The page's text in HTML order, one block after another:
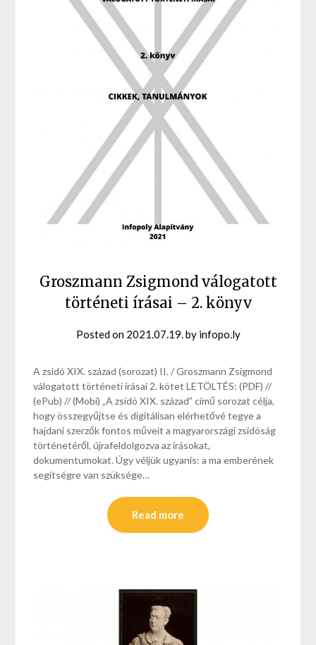
Groszmann Zsigmond válogatott
történeti írásai – 2. könyv
Posted on 2021.07.19.by infopo.ly
A zsidó XIX. század (sorozat) II. / Groszmann Zsigmond
válogatott történeti írásai 2. kötet LETÖLTÉS: (PDF) //
(ePub) // (Mobi) „A zsidó XIX. század” című sorozat célja,
hogy összegyűjtse és digitálisan elérhetővé tegye a
hajdani szerzők fontos műveit a magyarországi zsidóság
történetéről, újrafeldolgozva az írásokat,
dokumentumokat. Úgy véljük ugyanis: a ma emberének
segítségre van szüksége…
Read more